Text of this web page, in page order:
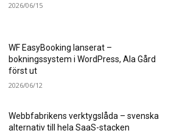
2026/06/15
WF EasyBooking lanserat –
bokningssystem i WordPress, Ala Gård
först ut
2026/06/12
Webbfabrikens verktygslåda – svenska
alternativ till hela SaaS-stacken